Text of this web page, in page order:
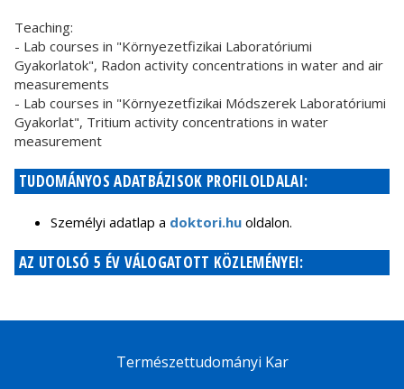
Teaching:
- Lab courses in "Környezetfizikai Laboratóriumi
Gyakorlatok", Radon activity concentrations in water and air
measurements
- Lab courses in "Környezetfizikai Módszerek Laboratóriumi
Gyakorlat", Tritium activity concentrations in water
measurement
TUDOMÁNYOS ADATBÁZISOK PROFILOLDALAI:
Személyi adatlap a doktori.hu oldalon.
AZ UTOLSÓ 5 ÉV VÁLOGATOTT KÖZLEMÉNYEI:
Természettudományi Kar